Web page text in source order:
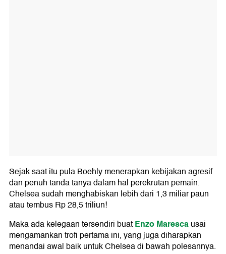
Sejak saat itu pula Boehly menerapkan kebijakan agresif
dan penuh tanda tanya dalam hal perekrutan pemain.
Chelsea sudah menghabiskan lebih dari 1,3 miliar paun
atau tembus Rp 28,5 triliun!
Maka ada kelegaan tersendiri buatEnzo Marescausai
mengamankan trofi pertama ini, yang juga diharapkan
menandai awal baik untuk Chelsea di bawah polesannya.